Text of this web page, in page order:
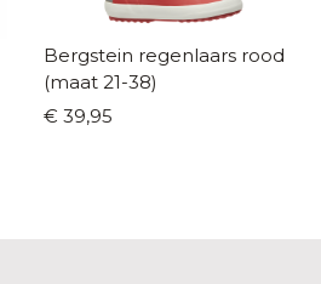
Bergstein regenlaars rood
(maat 21-38)
€ 39,95